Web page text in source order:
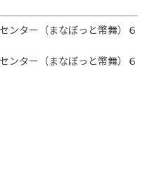
ンター（まなぼっと幣舞）６
ンター（まなぼっと幣舞）６